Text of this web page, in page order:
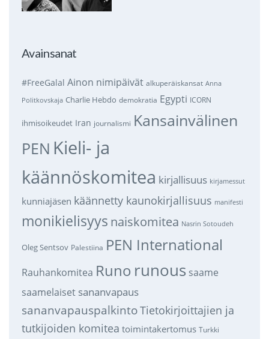
Avainsanat
#FreeGalal Ainon nimipäivät alkuperäiskansat Anna
Politkovskaja Charlie Hebdo demokratia Egypti ICORN
ihmisoikeudet Iran journalismi Kansainvälinen
PEN Kieli- ja
käännöskomitea kirjallisuus kirjamessut
kunniajäsen käännetty kaunokirjallisuus manifesti
monikielisyys naiskomitea Nasrin Sotoudeh
Oleg Sentsov Palestiina PEN International
Rauhankomitea Runo runous saame
saamelaiset sananvapaus
sananvapauspalkintoTietokirjoittajien ja
tutkijoiden komitea toimintakertomus Turkki